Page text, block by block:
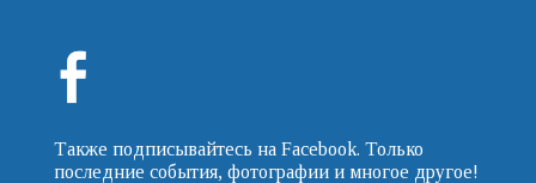
Также подписывайтесь на Facebook. Только
последние события, фотографии и многое другое!